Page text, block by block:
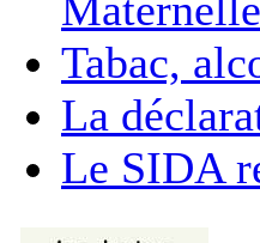
Tabac,
La
Le SIDA